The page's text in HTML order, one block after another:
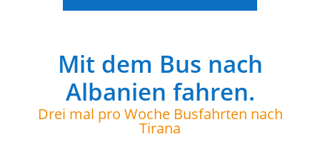
Mit dem Bus nach
Albanien fahren.
Drei mal pro Woche Busfahrten nach
Tirana